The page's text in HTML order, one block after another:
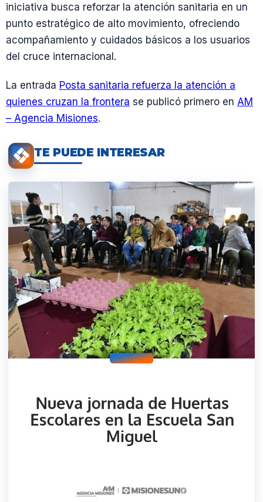
iniciativa busca reforzar la atención sanitaria en un
punto estratégico de alto movimiento, ofreciendo
acompañamiento y cuidados básicos a los usuarios
del cruce internacional.
La entrada Posta sanitaria refuerza la atención a
quienes cruzan la frontera se publicó primero en AM
– Agencia Misiones.
TE PUEDE INTERESAR